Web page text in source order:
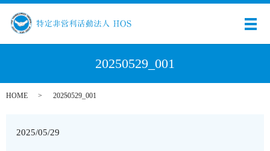
メ
20250529_001
HOME 20250529_001
2025/05/29